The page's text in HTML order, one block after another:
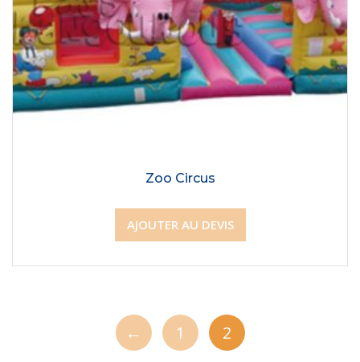
Zoo Circus
AJOUTER AU DEVIS
← 1 2